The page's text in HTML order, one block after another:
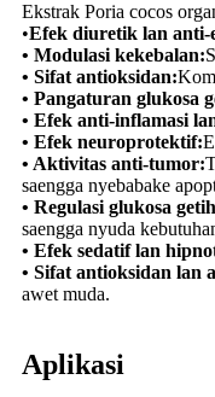
Ekstrak Poria cocos
•Efek diuretik lan anti-
• Modulasi kekebalan:
• Sifat antioksidan:
• Pangaturan glukosa
• Efek anti-inflamasi
• Efek neuroprotektif:
• Aktivitas anti-tumor:
saengga nyebabake
• Regulasi glukosa
saengga nyuda
• Efek sedatif lan
• Sifat antioksidan lan
awet muda.
Aplikasi